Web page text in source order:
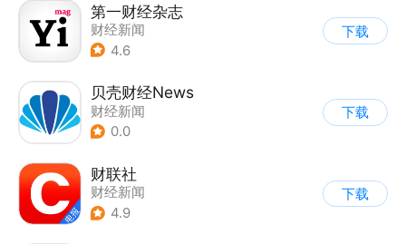
第一财经杂志
财经新闻
4.6
下载
贝壳财经News
财经新闻
0.0
下载
财联社
财经新闻
4.9
下载